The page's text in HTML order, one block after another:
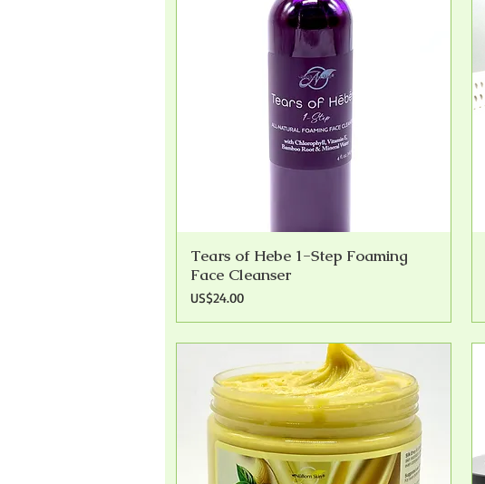
快速瀏覽
Tears of Hebe 1-Step Foaming
Face Cleanser
價格
US$24.00